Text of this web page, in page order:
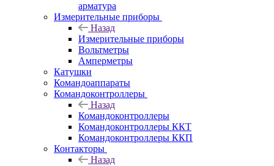
арматура
Измерительные приборы
Назад
Измерительные приборы
Вольтметры
Амперметры
Катушки
Командоаппараты
Командоконтроллеры
Назад
Командоконтроллеры
Командоконтроллеры ККТ
Командоконтроллеры ККП
Контакторы
Назад